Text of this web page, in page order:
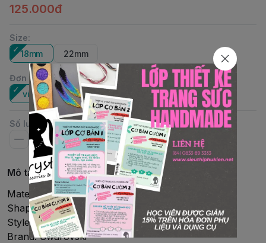
125.000đ
Size:
18mm
22mm
Đơn vị:
viên
Số lượng
Mô tả chi tiết
Material: Crystal
Shape: Round
Style: #5621
Brand: Swarovski